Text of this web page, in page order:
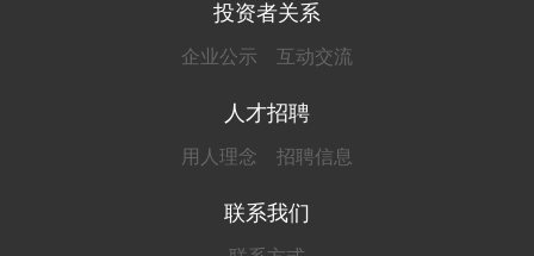
投资者关系
企业公示 互动交流
人才招聘
用人理念 招聘信息
联系我们